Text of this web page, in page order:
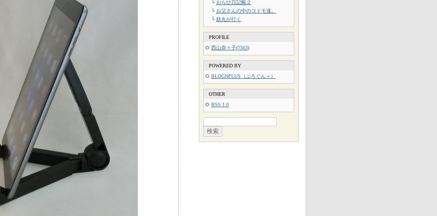
└ おらひ日記帳２
└ お父さんの中のコドモ達。
└ 鉄丸が行く
PROFILE
西山奈々子(7563)
POWERED BY
BLOGNPLUS（ぶろぐん＋）
OTHER
RSS 1.0